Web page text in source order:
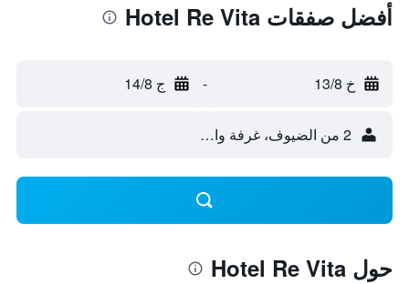
أفضل صفقات Hotel Re Vita
خ 13/8 - ج 14/8
2 من الضيوف، غرفة واحدة
حول Hotel Re Vita